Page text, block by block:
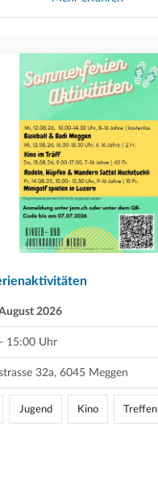
2026
15:00 Uhr
32a, 6045 Meggen
Jugend Kino Treffen